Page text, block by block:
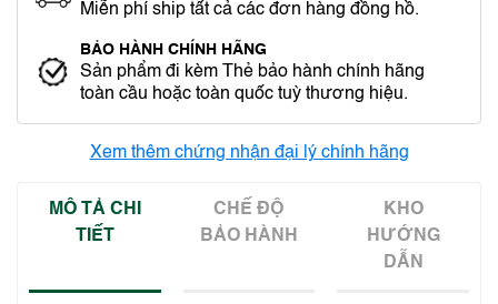
Miễn phí ship tất cả các đơn hàng đồng hồ.
BẢO HÀNH CHÍNH HÃNG
Sản phẩm đi kèm Thẻ bảo hành chính hãng
toàn cầu hoặc toàn quốc tuỳ thương hiệu.
Xem thêm chứng nhận đại lý chính hãng
MÔ TẢ CHI
TIẾT
CHẾ ĐỘ
BẢO HÀNH
KHO
HƯỚNG
DẪN